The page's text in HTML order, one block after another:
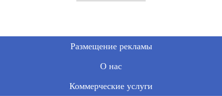
Размещение рекламы
О нас
Коммерческие услуги